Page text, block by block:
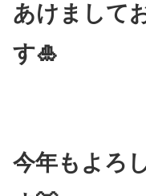
あけまして
す🎍
今年もよろ